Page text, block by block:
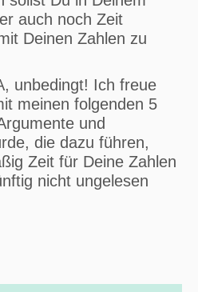
auch noch Zeit
Deinen Zahlen zu
unbedingt! Ich freue
meinen folgenden 5
und
die dazu führen,
Zeit für Deine Zahlen
nicht ungelesen